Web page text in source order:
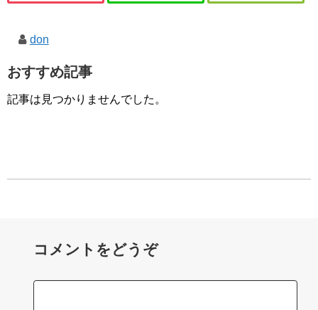
don
おすすめ記事
記事は見つかりませんでした。
コメントをどうぞ